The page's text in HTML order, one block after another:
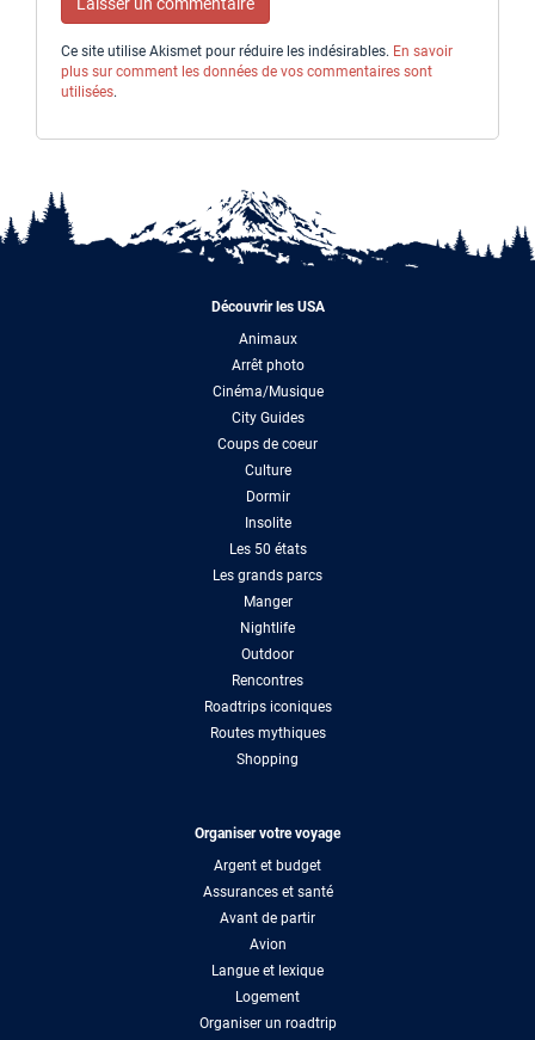
Ce site utilise Akismet pour réduire les indésirables. En savoir
plus sur comment les données de vos commentaires sont
utilisées.
Découvrir les USA
Animaux
Arrêt photo
Cinéma/Musique
City Guides
Coups de coeur
Culture
Dormir
Insolite
Les 50 états
Les grands parcs
Manger
Nightlife
Outdoor
Rencontres
Roadtrips iconiques
Routes mythiques
Shopping
Organiser votre voyage
Argent et budget
Assurances et santé
Avant de partir
Avion
Langue et lexique
Logement
Organiser un roadtrip